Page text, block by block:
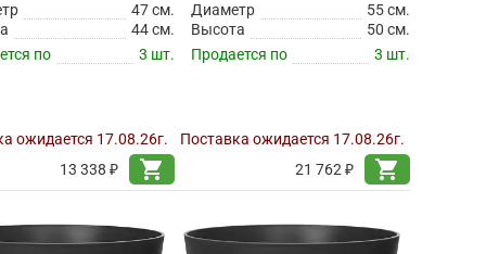
47 см.
44 см.
по
3 шт.
ожидается 17.08.26г.
13 338 ₽
shopping_cart
Диаметр
55 см.
Высота
50 см.
Продается по
3 шт.
Поставка ожидается 17.08.26г.
21 762 ₽
shopping_cart